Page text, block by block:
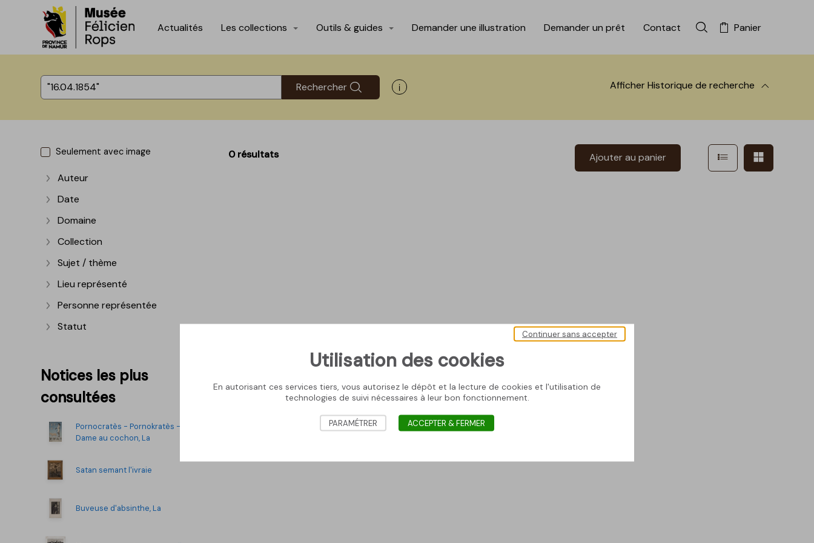
Accèder directement au contenu
Accèder directement au contenu
Actualités Les collections Outils & guides Demander une illustration Demander un prêt Contact Rechercher dans la
Panier
Rechercher Afficher les informations d'aide à la recherche AfficherHistorique de recherche
Seulement avec image
Afficher plus
Auteur
Afficher plus
Date
Afficher plus
Domaine
Afficher plus
Collection
Afficher plus
Sujet / thème
Afficher plus
Lieu représenté
Afficher plus
Personne représentée
Afficher plus
Statut
Notices les plus
consultées
Pornocratès - Pornokratès -
Dame au cochon, La
Satan semant l'ivraie
Buveuse d'absinthe, La
0 résultats Ajouter au panier Afficher en mode
Utilisation des cookies
En autorisant ces services tiers, vous autorisez le dépôt et la lecture de cookies et l'utilisation de
technologies de suivi nécessaires à leur bon fonctionnement.
Continuer sans accepter
PARAMÉTRER ACCEPTER & FERMER